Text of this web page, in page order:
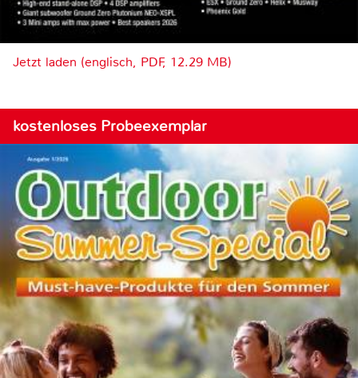
Jetzt laden (englisch, PDF, 12.29 MB)
kostenloses Probeexemplar